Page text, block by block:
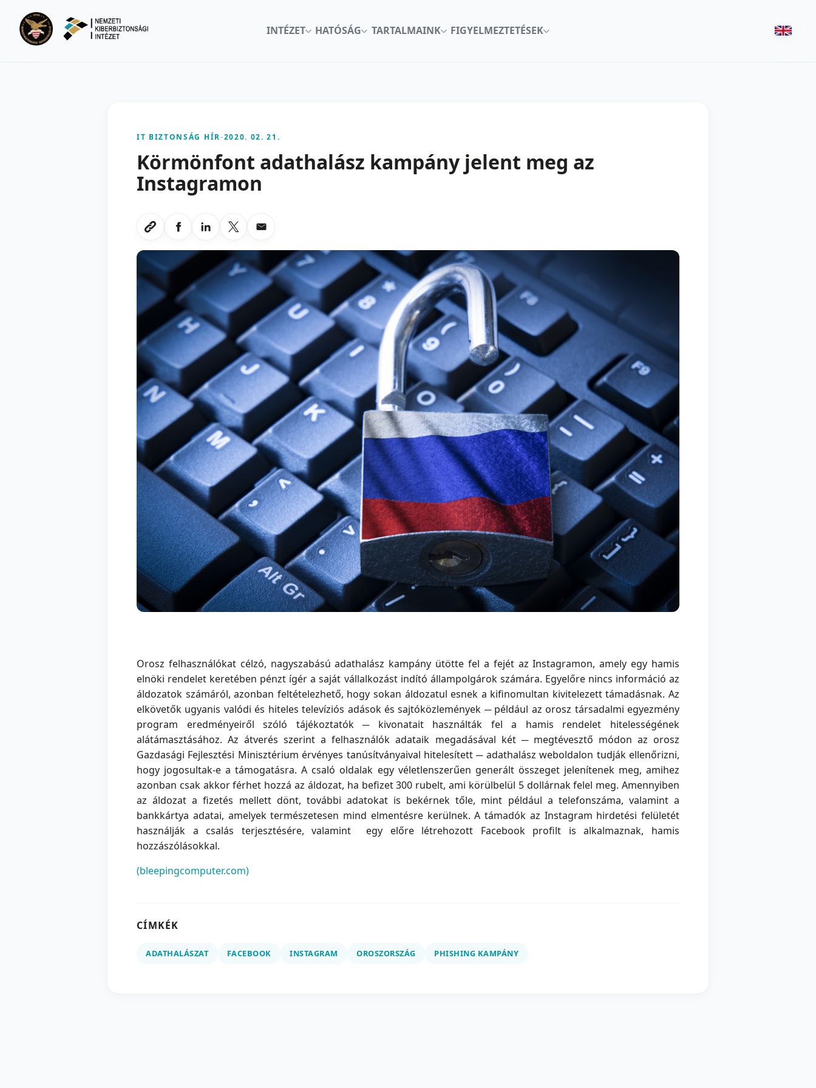
INTÉZET
HATÓSÁG TARTALMAINK FIGYELMEZTETÉSEK
IT BIZTONSÁG HÍR-2020. 02. 21.
Körmönfont adathalász kampány jelent meg az
Instagramon
Link masolasa
Megosztas Facebookon
Megosztas LinkedInen
Megosztas X-en
Megosztas emailben
Orosz felhasználókat célzó, nagyszabású adathalász kampány ütötte fel a fejét az Instagramon, amely egy hamis
elnöki rendelet keretében pénzt ígér a saját vállalkozást indító állampolgárok számára. Egyelőre nincs információ az
áldozatok számáról, azonban feltételezhető, hogy sokan áldozatul esnek a kifinomultan kivitelezett támadásnak. Az
elkövetők ugyanis valódi és hiteles televíziós adások és sajtóközlemények ─ például az orosz társadalmi egyezmény
program eredményeiről szóló tájékoztatók ─ kivonatait használták fel a hamis rendelet hitelességének
alátámasztásához. Az átverés szerint a felhasználók adataik megadásával két ─ megtévesztő módon az orosz
Gazdasági Fejlesztési Minisztérium érvényes tanúsítványaival hitelesített ─ adathalász weboldalon tudják ellenőrizni,
hogy jogosultak-e a támogatásra. A csaló oldalak egy véletlenszerűen generált összeget jelenítenek meg, amihez
azonban csak akkor férhet hozzá az áldozat, ha befizet 300 rubelt, ami körülbelül 5 dollárnak felel meg. Amennyiben
az áldozat a fizetés mellett dönt, további adatokat is bekérnek tőle, mint például a telefonszáma, valamint a
bankkártya adatai, amelyek természetesen mind elmentésre kerülnek. A támadók az Instagram hirdetési felületét
használják a csalás terjesztésére, valamint egy előre létrehozott Facebook profilt is alkalmaznak, hamis
hozzászólásokkal.
(bleepingcomputer.com)
CÍMKÉK
ADATHALÁSZAT FACEBOOK INSTAGRAM OROSZORSZÁG PHISHING KAMPÁNY